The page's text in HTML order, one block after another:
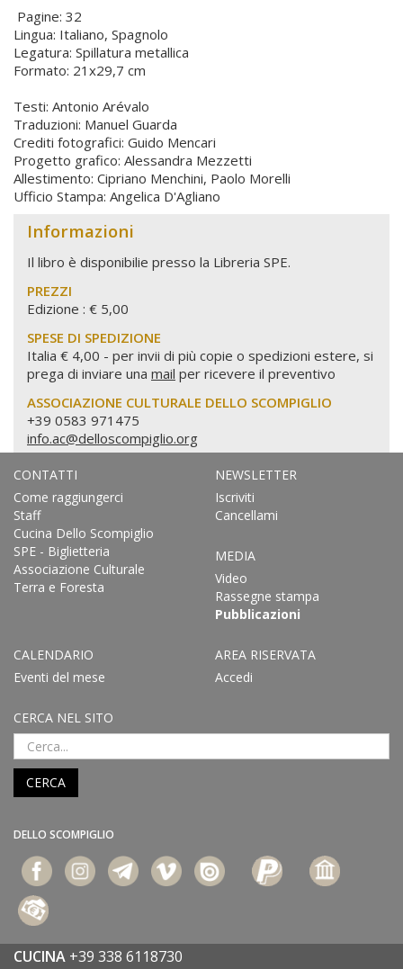
Pagine: 32
Lingua: Italiano, Spagnolo
Legatura: Spillatura metallica
Formato: 21x29,7 cm
Testi: Antonio Arévalo
Traduzioni: Manuel Guarda
Crediti fotografici: Guido Mencari
Progetto grafico: Alessandra Mezzetti
Allestimento: Cipriano Menchini, Paolo Morelli
Ufficio Stampa: Angelica D'Agliano
Informazioni
Il libro è disponibilie presso la Libreria SPE.
PREZZI
Edizione : € 5,00
SPESE DI SPEDIZIONE
Italia € 4,00 - per invii di più copie o spedizioni estere, si
prega di inviare una mail per ricevere il preventivo
ASSOCIAZIONE CULTURALE DELLO SCOMPIGLIO
+39 0583 971475
info.ac@delloscompiglio.org
CONTATTI
Come raggiungerci
Staff
Cucina Dello Scompiglio
SPE - Biglietteria
Associazione Culturale
Terra e Foresta
NEWSLETTER
Iscriviti
Cancellami
MEDIA
Video
Rassegne stampa
Pubblicazioni
CALENDARIO
Eventi del mese
AREA RISERVATA
Accedi
CERCA NEL SITO
CERCA
DELLO SCOMPIGLIO
CUCINA +39 338 6118730